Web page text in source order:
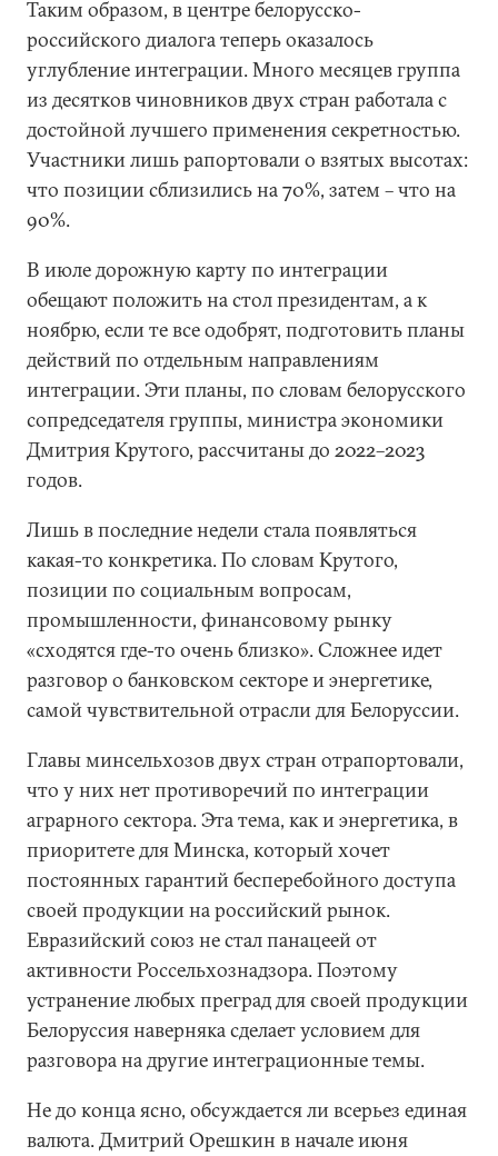
Таким образом, в центре белорусско-
российского диалога теперь оказалось
углубление интеграции. Много месяцев группа
из десятков чиновников двух стран работала с
достойной лучшего применения секретностью.
Участники лишь рапортовали о взятых высотах:
что позиции сблизились на 70%, затем – что на
90%.
В июле дорожную карту по интеграции
обещают положить на стол президентам, а к
ноябрю, если те все одобрят, подготовить планы
действий по отдельным направлениям
интеграции. Эти планы, по словам белорусского
сопредседателя группы, министра экономики
Дмитрия Крутого, рассчитаны до 2022–2023
годов.
Лишь в последние недели стала появляться
какая-то конкретика. По словам Крутого,
позиции по социальным вопросам,
промышленности, финансовому рынку
«сходятся где-то очень близко». Сложнее идет
разговор о банковском секторе и энергетике,
самой чувствительной отрасли для Белоруссии.
Главы минсельхозов двух стран отрапортовали,
что у них нет противоречий по интеграции
аграрного сектора. Эта тема, как и энергетика, в
приоритете для Минска, который хочет
постоянных гарантий бесперебойного доступа
своей продукции на российский рынок.
Евразийский союз не стал панацеей от
активности Россельхознадзора. Поэтому
устранение любых преград для своей продукции
Белоруссия наверняка сделает условием для
разговора на другие интеграционные темы.
Не до конца ясно, обсуждается ли всерьез единая
валюта. Дмитрий Орешкин в начале июня